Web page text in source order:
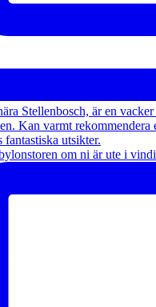
om ni är ute i vindi